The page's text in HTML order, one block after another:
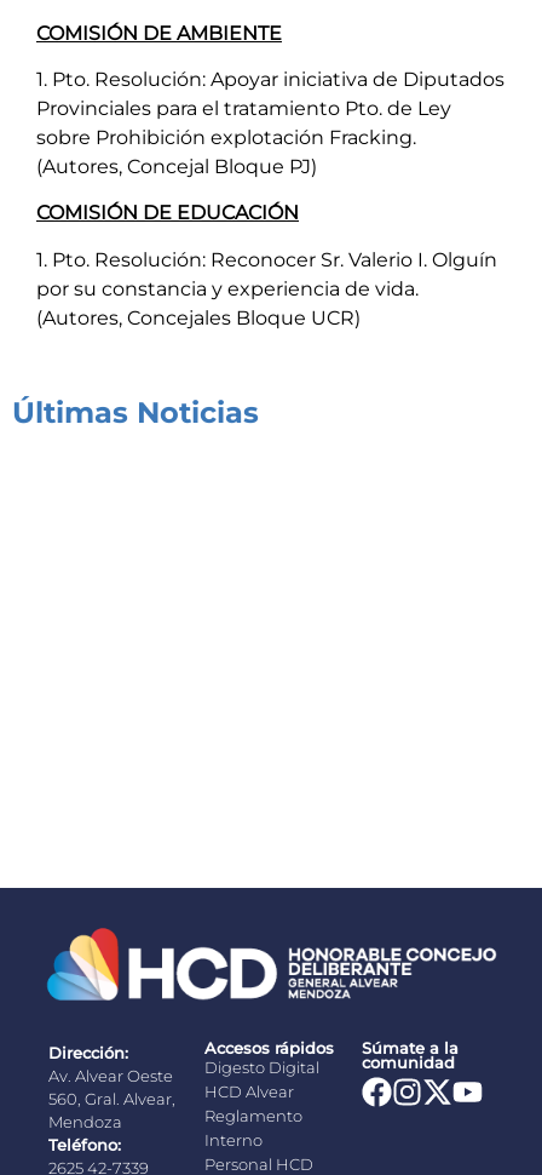
COMISIÓN DE AMBIENTE
1. Pto. Resolución: Apoyar iniciativa de Diputados
Provinciales para el tratamiento Pto. de Ley
sobre Prohibición explotación Fracking.
(Autores, Concejal Bloque PJ)
COMISIÓN DE EDUCACIÓN
1. Pto. Resolución: Reconocer Sr. Valerio I. Olguín
por su constancia y experiencia de vida.
(Autores, Concejales Bloque UCR)
Últimas Noticias
Dirección:
Av. Alvear Oeste
560, Gral. Alvear,
Mendoza
Teléfono:
2625 42-7339
Accesos rápidos
Digesto Digital
HCD Alvear
Reglamento
Interno
Personal HCD
Súmate a la
comunidad